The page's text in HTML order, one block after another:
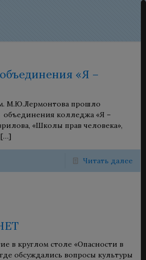
«Я –
М.Ю.Лермонтова прошло
объединения колледжа «Я –
«Школы прав человека»,
[…]
Читать далее
в круглом столе «Опасности в
обсуждались вопросы культуры